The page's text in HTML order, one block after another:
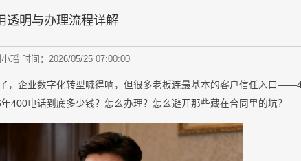
透明与办理流程详解
瑶 时间：2026/05/25 07:00:00
，企业数字化转型喊得响，但很多老板连最基本的客户信任入口
400电话到底多少钱？怎么办理？怎么避开那些藏在合同里的坑？